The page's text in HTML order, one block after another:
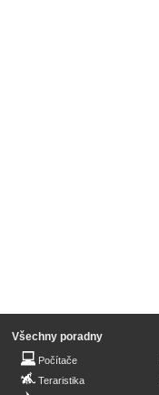
Všechny poradny
Počítače
Teraristika